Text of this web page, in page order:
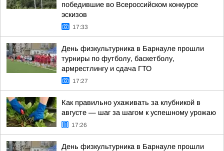
победившие во Всероссийском конкурсе
эскизов
17:33
День физкультурника в Барнауле прошли
турниры по футболу, баскетболу,
армрестлингу и сдача ГТО
17:27
Как правильно ухаживать за клубникой в
августе — шаг за шагом к успешному урожаю
17:26
День физкультурника в Барнауле прошли